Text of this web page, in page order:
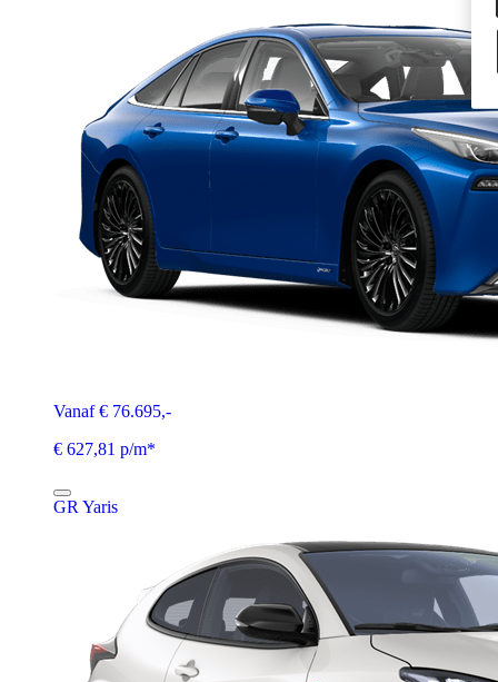
Vanaf € 76.695,-
€ 627,81 p/m*
GR Yaris